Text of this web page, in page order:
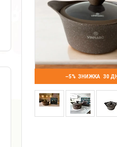
–5% 30